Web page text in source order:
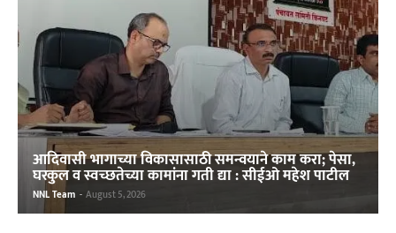
आदिवासी भागाच्या विकासासाठी समन्वयाने काम करा; पेसा,
घरकुल व स्वच्छतेच्या कामांना गती द्या : सीईओ महेश पाटील
NNL Team - August 5, 2026